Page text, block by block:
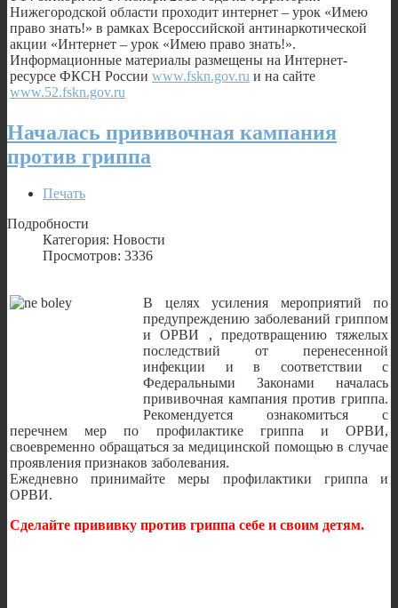
Нижегородской области проходит интернет – урок «Имею
право знать!» в рамках Всероссийской антинаркотической
акции «Интернет – урок «Имею право знать!».
Информационные материалы размещены на Интернет-
ресурсе ФКСН России www.fskn.gov.ru и на сайте
www.52.fskn.gov.ru
Началась прививочная кампания
против гриппа
Печать
Подробности
Категория: Новости
Просмотров: 3336
В целях усиления мероприятий по
предупреждению заболеваний гриппом
и ОРВИ , предотвращению тяжелых
последствий от перенесенной
инфекции и в соответствии с
Федеральными Законами началась
прививочная кампания против гриппа.
Рекомендуется ознакомиться с
перечнем мер по профилактике гриппа и ОРВИ,
своевременно обращаться за медицинской помощью в случае
проявления признаков заболевания.
Ежедневно принимайте меры профилактики гриппа и
ОРВИ.
Сделайте прививку против гриппа себе и своим детям.